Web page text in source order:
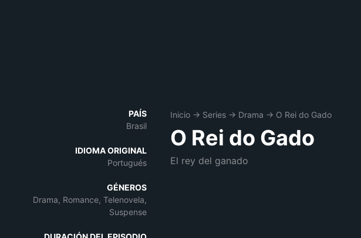
PAÍS
Brasil
IDIOMA ORIGINAL
Portugués
GÉNEROS
Drama, Romance, Telenovela,
Suspense
Inicio → Series → Drama → O Rei do Gado
O Rei do Gado
El rey del ganado